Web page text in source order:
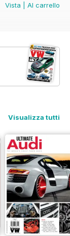
Vista
Al carrello
Visualizza tutti